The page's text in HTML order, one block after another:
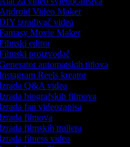
Video Maker
izrađivač videa
Movie Maker
editor
proizvođač
automatskih titlova
Reels kreator
Q&A videa
biografskih filmova
fan videozapisa
filmova
filmskih trailera
fitness videa